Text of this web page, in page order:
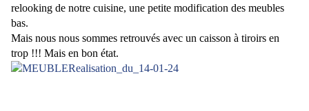
relooking de notre cuisine, une petite modification des meubles
bas.
Mais nous nous sommes retrouvés avec un caisson à tiroirs en
trop !!! Mais en bon état.